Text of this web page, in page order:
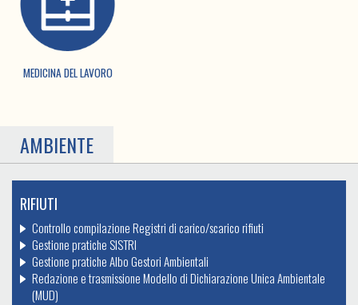
MEDICINA DEL LAVORO
AMBIENTE
RIFIUTI
Controllo compilazione Registri di carico/scarico rifiuti
Gestione pratiche SISTRI
Gestione pratiche Albo Gestori Ambientali
Redazione e trasmissione Modello di Dichiarazione Unica Ambientale
(MUD)